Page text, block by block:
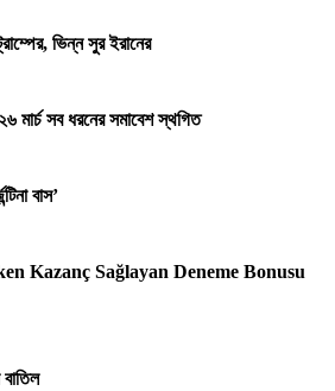
ভিন্ন সুর ইরানের
মার্চ সব ধরনের সমাবেশ স্থগিত
বাস’
Kazanç Sağlayan Deneme Bonusu